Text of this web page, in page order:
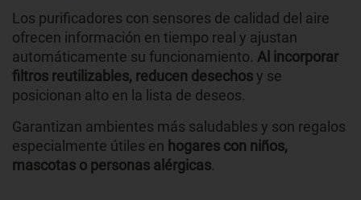
Los purificadores con sensores de calidad del aire
ofrecen información en tiempo real y ajustan
automáticamente su funcionamiento. Al incorporar
filtros reutilizables, reducen desechosy se
posicionan alto en la lista de deseos.
Garantizan ambientes más saludables y son regalos
especialmente útiles en hogares con niños,
mascotas o personas alérgicas.